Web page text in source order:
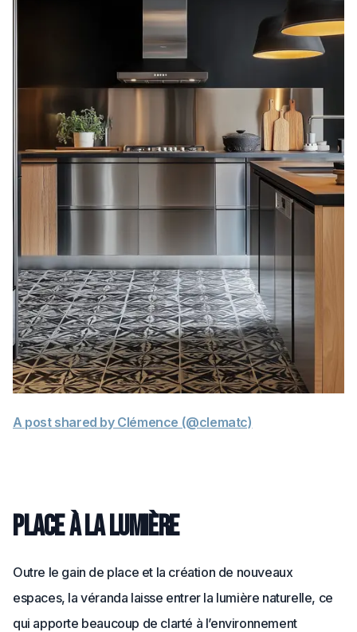
A post shared by Clémence (@clematc)
Place à la lumière
Outre le gain de place et la création de nouveaux
espaces, la véranda laisse entrer la lumière naturelle, ce
qui apporte beaucoup de clarté à l’environnement